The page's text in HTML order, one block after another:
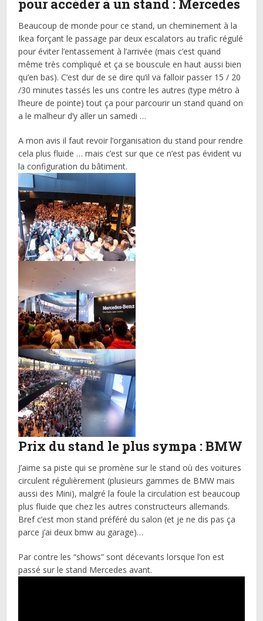
pour accéder à un stand : Mercedes
Beaucoup de monde pour ce stand, un cheminement à la
Ikea forçant le passage par deux escalators au trafic régulé
pour éviter l’entassement à l’arrivée (mais c’est quand
même très compliqué et ça se bouscule en haut aussi bien
qu’en bas). C’est dur de se dire qu’il va falloir passer 15 / 20
/30 minutes tassés les uns contre les autres (type métro à
l’heure de pointe) tout ça pour parcourir un stand quand on
a le malheur d’y aller un samedi …
A mon avis il faut revoir l’organisation du stand pour rendre
cela plus fluide … mais c’est sur que ce n’est pas évident vu
la configuration du bâtiment.
Prix du stand le plus sympa : BMW
J’aime sa piste qui se promène sur le stand où des voitures
circulent régulièrement (plusieurs gammes de BMW mais
aussi des Mini), malgré la foule la circulation est beaucoup
plus fluide que chez les autres constructeurs allemands.
Bref c’est mon stand préféré du salon (et je ne dis pas ça
parce j’ai deux bmw au garage)…
Par contre les “shows” sont décevants lorsque l’on est
passé sur le stand Mercedes avant.